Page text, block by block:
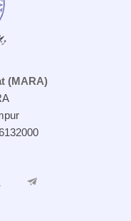
(MARA)